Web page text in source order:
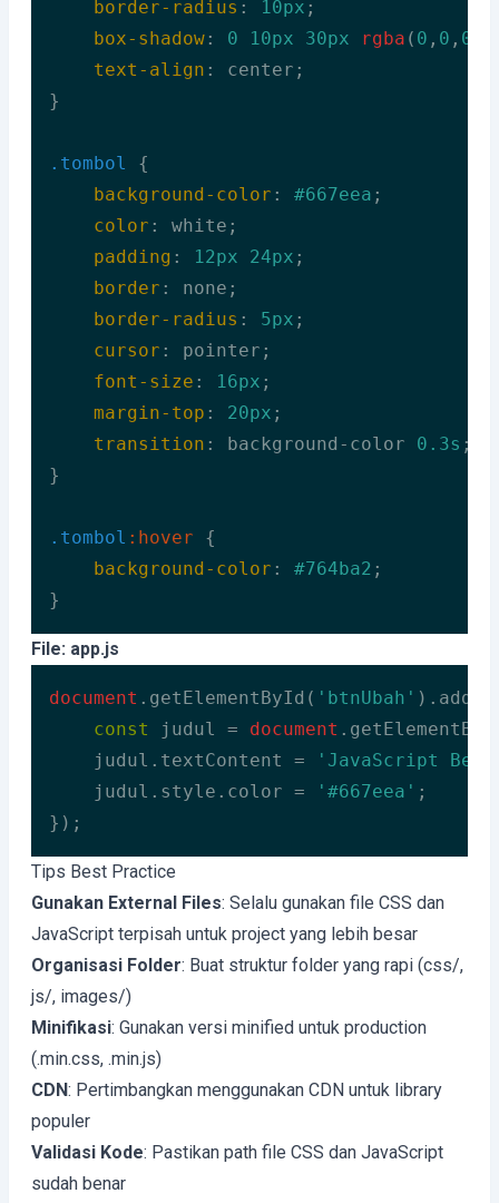
border-radius : 10px ;
box-shadow : 0 10px 30px rgba ( 0 , 0 , 0
text-align : center;
}
.tombol
{
background-color : #667eea ;
color : white;
padding : 12px 24px ;
border : none;
border-radius : 5px ;
cursor : pointer;
font-size : 16px ;
margin-top : 20px ;
transition : background-color 0.3s ;
}
.tombol :hover {
background-color : #764ba2 ;
}
Code language:
File: app.js
document .getElementById( 'btnUbah'
const
judul = document
    judul.textContent =
'JavaScript
    judul.style.color =
'#667eea' ;
});
Code language: JavaScript
Tips Best Practice
Gunakan External Files: Selalu gunakan file CSS dan
JavaScript terpisah untuk project yang lebih besar
Organisasi Folder: Buat struktur folder yang rapi (css/,
js/, images/)
Minifikasi: Gunakan versi minified untuk production
(.min.css, .min.js)
CDN: Pertimbangkan menggunakan CDN untuk library
populer
Validasi Kode: Pastikan path file CSS dan JavaScript
sudah benar